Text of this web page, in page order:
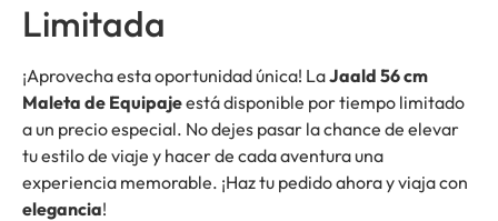
Limitada
¡Aprovecha esta oportunidad única! LaJaald 56 cm
Maleta de Equipajeestá disponible por tiempo limitado
a un precio especial. No dejes pasar la chance de elevar
tu estilo de viaje y hacer de cada aventura una
experiencia memorable. ¡Haz tu pedido ahora y viaja con
elegancia!